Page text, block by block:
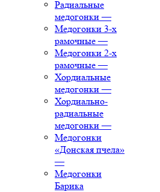
Радиальные
медогонки —
Медогонки 3-х
рамочные —
Медогонки 2-х
рамочные —
Хордиальные
медогонки —
Хордиально-
радиальные
медогонки —
Медогонки
«Донская пчела»
—
Медогонки
Барика